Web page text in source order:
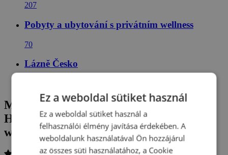
207
Pobyty a ubytování s privátním wellness
70
Lázně Česko
Marienbad: Sörfürdős pihenés a Hotel
Haná ***-ban, félpanziós ellátással és
wellnessel
Ez a weboldal sütiket használ
Ez a weboldal sütiket használ a
felhasználói élmény javítása érdekében. A
weboldalunk használatával Ön hozzájárul
az összes süti használatához, a Cookie